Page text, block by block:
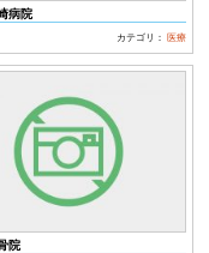
病院
カテゴリ： 医療
院